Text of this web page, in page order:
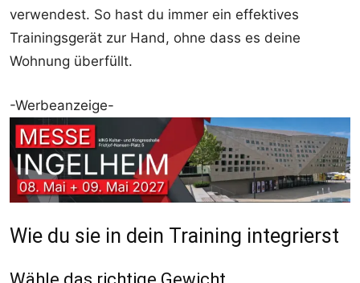
verwendest. So hast du immer ein effektives
Trainingsgerät zur Hand, ohne dass es deine
Wohnung überfüllt.
-Werbeanzeige-
Wie du sie in dein Training integrierst